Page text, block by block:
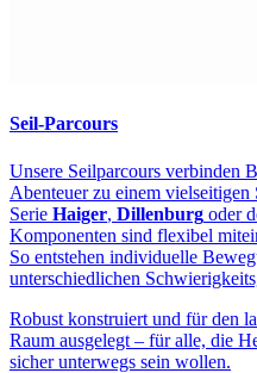
Seil-Parcours
Unsere Seilparcours verbinden
Abenteuer zu einem
Serie Haiger, Dillenburg oder
Komponenten sind flexibel
So entstehen individuelle
unterschiedlichen
Robust konstruiert und für den
Raum ausgelegt – für alle, die
sicher unterwegs sein wollen.